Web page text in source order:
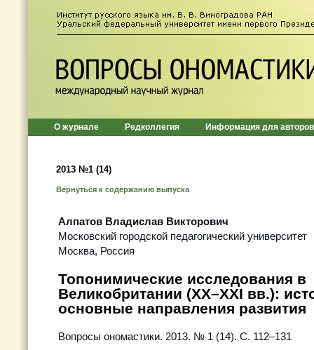
О журнале Редколлегия Информация для авторов
2013 №1 (14)
Вернуться к содержанию выпуска
Алпатов Владислав Викторович
Московский городской педагогический университет
Москва, Россия
Топонимические исследования в
Великобритании (XX–XXI вв.):
основные направления развития
Вопросы ономастики. 2013. № 1 (14). С. 112–131